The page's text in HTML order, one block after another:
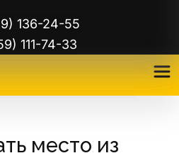
136-24-55
111-74-33
место из